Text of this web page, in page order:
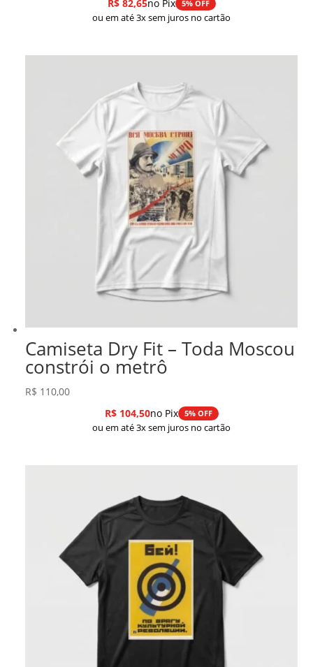
R$82,65no Pix 5% OFF
ou em até 3x sem juros no cartão
Camiseta Dry Fit – Toda Moscou
constrói o metrô
R$ 110,00
R$104,50no Pix 5% OFF
ou em até 3x sem juros no cartão